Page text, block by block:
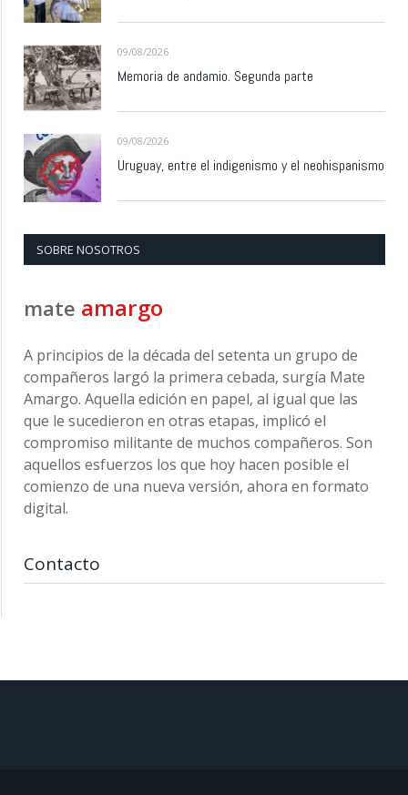
09/08/2026
Memoria de andamio. Segunda parte
09/08/2026
Uruguay, entre el indigenismo y el neohispanismo
SOBRE NOSOTROS
mate amargo
A principios de la década del setenta un grupo de
compañeros largó la primera cebada, surgía Mate
Amargo. Aquella edición en papel, al igual que las
que le sucedieron en otras etapas, implicó el
compromiso militante de muchos compañeros. Son
aquellos esfuerzos los que hoy hacen posible el
comienzo de una nueva versión, ahora en formato
digital.
Contacto